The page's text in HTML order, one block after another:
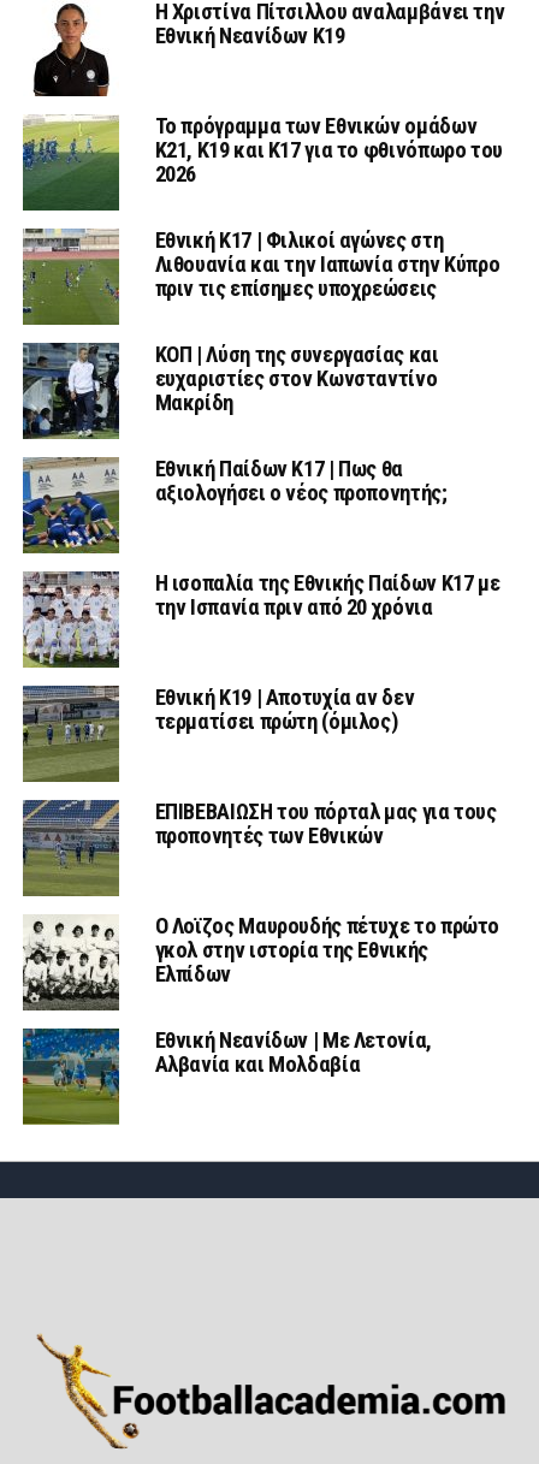
Η Χριστίνα Πίτσιλλου αναλαμβάνει την
Εθνική Νεανίδων Κ19
Το πρόγραμμα των Εθνικών ομάδων
Κ21, Κ19 και Κ17 για το φθινόπωρο του
2026
Εθνική K17 | Φιλικοί αγώνες στη
Λιθουανία και την Ιαπωνία στην Κύπρο
πριν τις επίσημες υποχρεώσεις
ΚΟΠ | Λύση της συνεργασίας και
ευχαριστίες στον Κωνσταντίνο
Μακρίδη
Εθνική Παίδων Κ17 | Πως θα
αξιολογήσει ο νέος προπονητής;
Η ισοπαλία της Εθνικής Παίδων Κ17 με
την Ισπανία πριν από 20 χρόνια
Εθνική Κ19 | Αποτυχία αν δεν
τερματίσει πρώτη (όμιλος)
ΕΠΙΒΕΒΑΙΩΣΗ του πόρταλ μας για τους
προπονητές των Εθνικών
Ο Λοϊζος Μαυρουδής πέτυχε το πρώτο
γκολ στην ιστορία της Εθνικής
Ελπίδων
Εθνική Νεανίδων | Mε Λετονία,
Αλβανία και Μολδαβία